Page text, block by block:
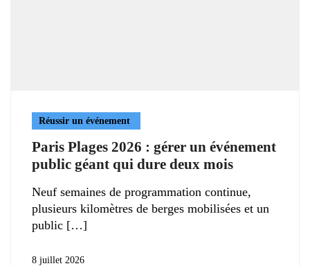
Réussir un événement
Paris Plages 2026 : gérer un événement
public géant qui dure deux mois
Neuf semaines de programmation continue,
plusieurs kilomètres de berges mobilisées et un
public
8 juillet 2026